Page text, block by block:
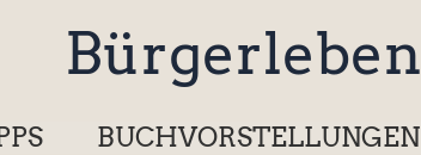
Bürgerleben
BUCHVORSTELLUNGEN